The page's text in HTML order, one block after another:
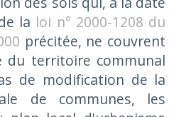
la loi n° 2000-1208 du
précitée, ne couvrent
du territoire communal
de modification de la
de communes, les